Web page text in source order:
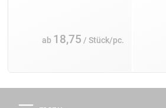
ab 18,75 / Stück/pc.